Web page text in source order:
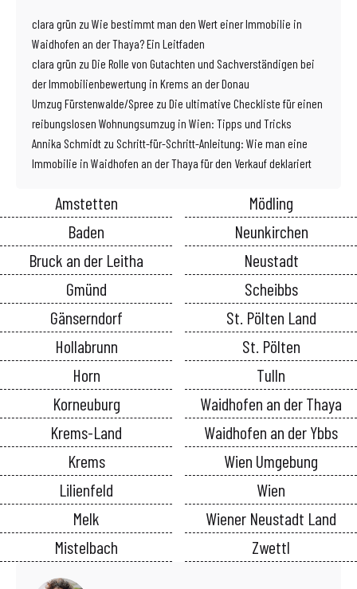
clara grün zu Wie bestimmt man den Wert einer Immobilie in
Waidhofen an der Thaya? Ein Leitfaden
clara grün zu Die Rolle von Gutachten und Sachverständigen bei
der Immobilienbewertung in Krems an der Donau
Umzug Fürstenwalde/Spree zu Die ultimative Checkliste für einen
reibungslosen Wohnungsumzug in Wien: Tipps und Tricks
Annika Schmidt zu Schritt-für-Schritt-Anleitung: Wie man eine
Immobilie in Waidhofen an der Thaya für den Verkauf deklariert
Amstetten
Baden
Bruck an der Leitha
Gmünd
Gänserndorf
Hollabrunn
Horn
Korneuburg
Krems-Land
Krems
Lilienfeld
Melk
Mistelbach
Mödling
Neunkirchen
Neustadt
Scheibbs
St. Pölten Land
St. Pölten
Tulln
Waidhofen an der Thaya
Waidhofen an der Ybbs
Wien Umgebung
Wien
Wiener Neustadt Land
Zwettl